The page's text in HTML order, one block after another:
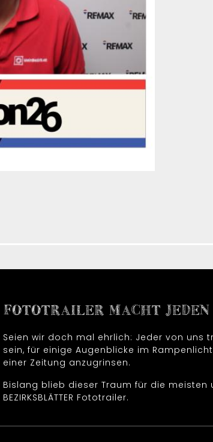
FOTOTRAILER MACHT
Seien wir doch mal ehrlich: Jeder von
sein, für einige Augenblicke im
einer Zeitung anzugrinsen.
Bislang blieb dieser Traum für die
BEZIRKSBLÄTTER Fototrailer.